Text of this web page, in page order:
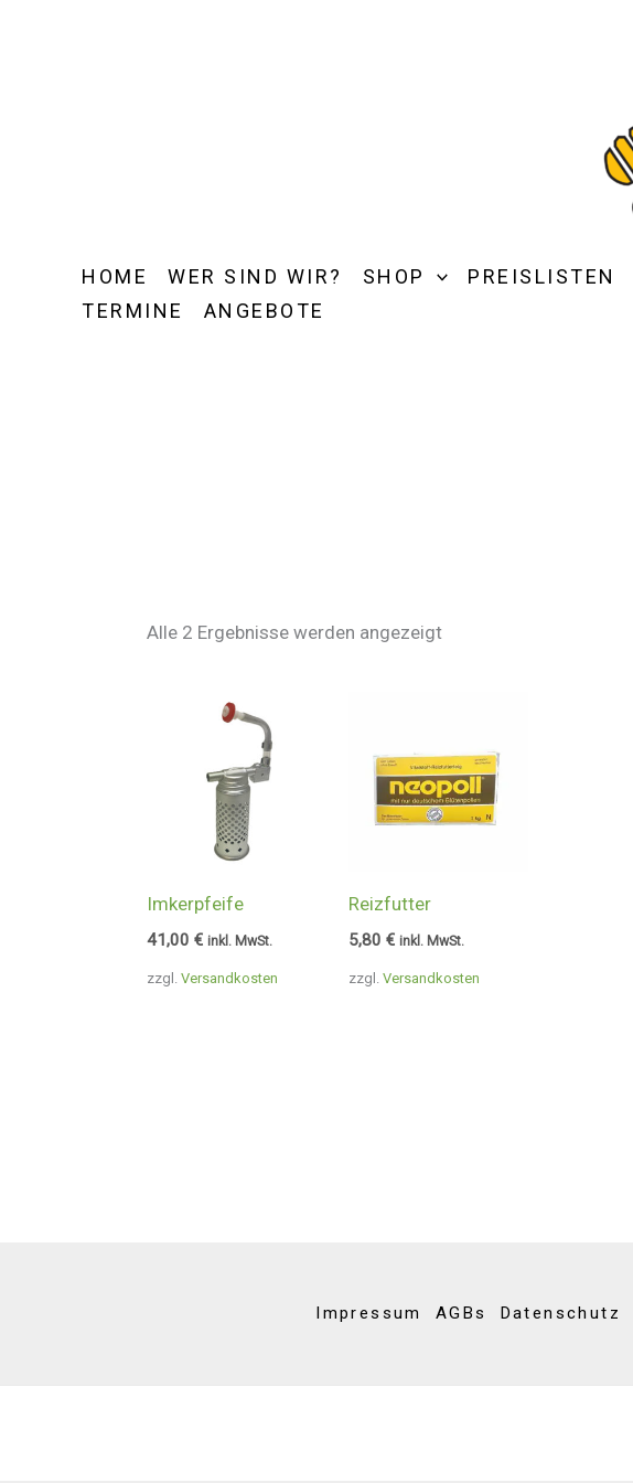
HOME WER SIND WIR? SHOP PREISLISTEN
TERMINE
ANGEBOTE
Alle 2 Ergebnisse werden angezeigt
zzgl.Versandkosten
Imkerpfeife
41,00€ inkl. MwSt.
zzgl.Versandkosten
Reizfutter
5,80€ inkl. MwSt.
Impressum AGBs Datenschutz